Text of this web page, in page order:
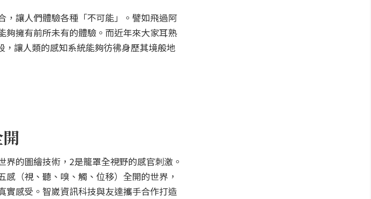
，讓人們體驗各種「不可能」。譬如飛過阿
夠擁有前所未有的體驗。而近年來大家耳熟
讓人類的感知系統能夠彷彿身歷其境般地
的圖繪技術，2是籠罩全視野的感官刺激。
（視、聽、嗅、觸、位移）全開的世界，
實感受。智崴資訊科技與友達攜手合作打造